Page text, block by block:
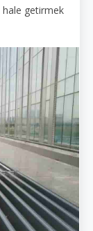
hale getirmek